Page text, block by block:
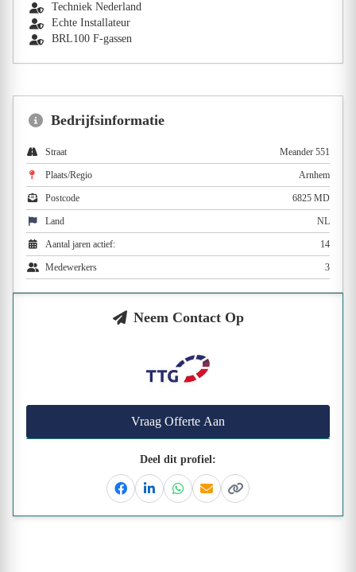
Techniek Nederland
Echte Installateur
BRL100 F-gassen
Bedrijfsinformatie
Straat Meander 551
Plaats/Regio Arnhem
Postcode 6825 MD
Land NL
Aantal jaren actief: 14
Medewerkers 3
Neem Contact Op
Vraag Offerte Aan
Deel dit profiel:
FacebookLinkedinWhatsapp
EmailKopieer link